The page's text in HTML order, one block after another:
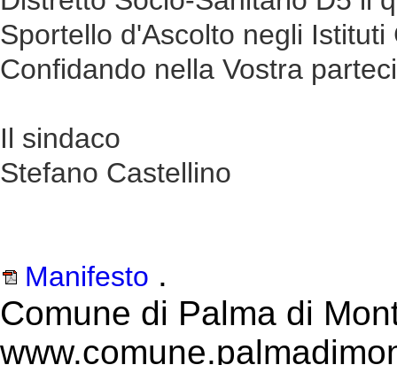
Sportello d'Ascolto negli
Confidando nella Vostra
Il sindaco
Stefano Castellino
Manifesto .
Comune di Palma di